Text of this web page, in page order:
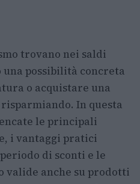
trovano nei saldi
possibilità concreta
o acquistare una
In questa
le principali
i vantaggi pratici
di sconti e le
valide anche su prodotti